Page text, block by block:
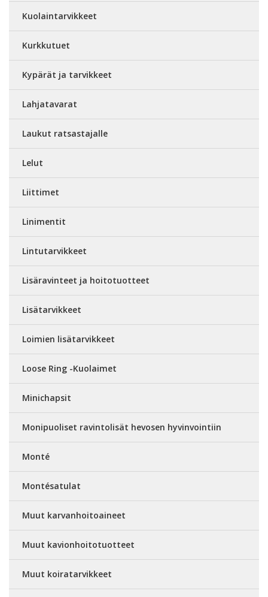
Kuolaintarvikkeet
Kurkkutuet
Kypärät ja tarvikkeet
Lahjatavarat
Laukut ratsastajalle
Lelut
Liittimet
Linimentit
Lintutarvikkeet
Lisäravinteet ja hoitotuotteet
Lisätarvikkeet
Loimien lisätarvikkeet
Loose Ring -Kuolaimet
Minichapsit
Monipuoliset ravintolisät hevosen hyvinvointiin
Monté
Montésatulat
Muut karvanhoitoaineet
Muut kavionhoitotuotteet
Muut koiratarvikkeet